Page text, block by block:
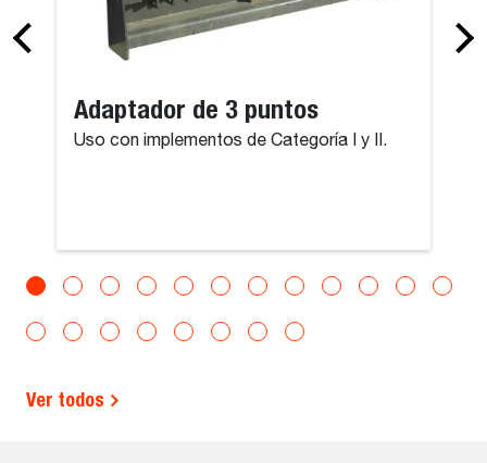
Adaptador de 3 puntos
Uso con implementos de Categoría I y II.
Ver todos